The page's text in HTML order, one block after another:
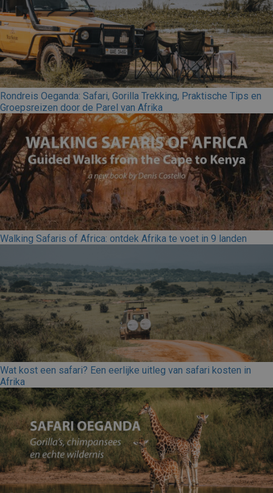
Rondreis Oeganda: Safari, Gorilla Trekking, Praktische Tips en
Groepsreizen door de Parel van Afrika
Walking Safaris of Africa: ontdek Afrika te voet in 9 landen
Wat kost een safari? Een eerlijke uitleg van safari kosten in
Afrika